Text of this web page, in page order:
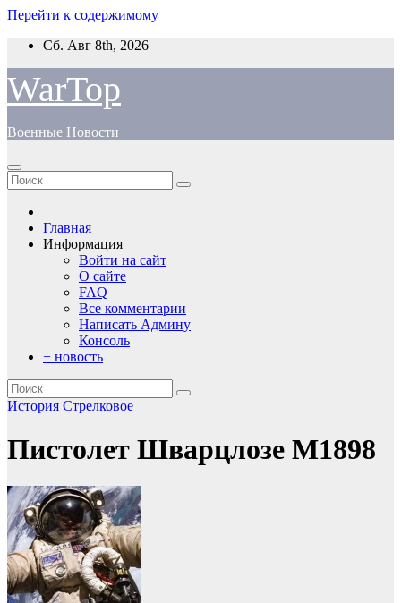
Перейти к содержимому
Сб. Авг 8th, 2026
WarTop
Военные Новости
Главная
Информация
Войти на сайт
О сайте
FAQ
Все комментарии
Написать Админу
Консоль
+ новость
История Стрелковое
Пистолет Шварцлозе М1898